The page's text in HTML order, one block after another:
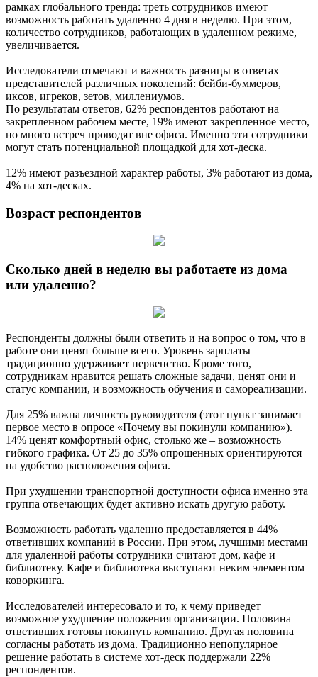
рамках глобального тренда: треть сотрудников имеют
возможность работать удаленно 4 дня в неделю. При этом,
количество сотрудников, работающих в удаленном режиме,
увеличивается.
Исследователи отмечают и важность разницы в ответах
представителей различных поколений: бейби-буммеров,
иксов, игреков, зетов, миллениумов.
По результатам ответов, 62% респондентов работают на
закрепленном рабочем месте, 19% имеют закрепленное место,
но много встреч проводят вне офиса. Именно эти сотрудники
могут стать потенциальной площадкой для хот-деска.
12% имеют разъездной характер работы, 3% работают из дома,
4% на хот-десках.
Возраст респондентов
Сколько дней в неделю вы работаете из дома
или удаленно?
Респонденты должны были ответить и на вопрос о том, что в
работе они ценят больше всего. Уровень зарплаты
традиционно удерживает первенство. Кроме того,
сотрудникам нравится решать сложные задачи, ценят они и
статус компании, и возможность обучения и самореализации.
Для 25% важна личность руководителя (этот пункт занимает
первое место в опросе «Почему вы покинули компанию»).
14% ценят комфортный офис, столько же – возможность
гибкого графика. От 25 до 35% опрошенных ориентируются
на удобство расположения офиса.
При ухудшении транспортной доступности офиса именно эта
группа отвечающих будет активно искать другую работу.
Возможность работать удаленно предоставляется в 44%
ответивших компаний в России. При этом, лучшими местами
для удаленной работы сотрудники считают дом, кафе и
библиотеку. Кафе и библиотека выступают неким элементом
коворкинга.
Исследователей интересовало и то, к чему приведет
возможное ухудшение положения организации. Половина
ответивших готовы покинуть компанию. Другая половина
согласны работать из дома. Традиционно непопулярное
решение работать в системе хот-деск поддержали 22%
респондентов.